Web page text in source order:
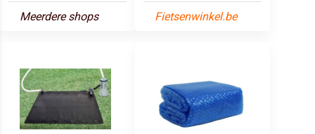
Meerdere shops
Fietsenwinkel.be